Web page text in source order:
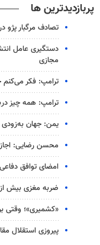
پربازدیدترین ها
تصادف مرگبار پژو
دستگیری عامل
مجازی
ترامپ: فکر می‌کنم
ترامپ: همه چیز
یمن: جهان به‌زودی
محسن رضایی:
امضای توافق
ضربه مغزی بیش از ۷۰۰ نظامی آمریکایی در حملات ایران
«کشمیری»؛ وقتی
پیروزی استقلال